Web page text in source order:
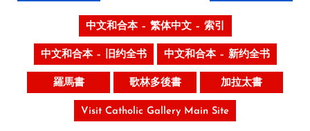
中文和合本 – 繁体中文 – 索引
中文和合本 – 旧约全书 中文和合本 – 新约全书
羅馬書 歌林多後書 加拉太書
Visit Catholic Gallery Main Site